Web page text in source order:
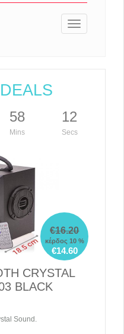
Toggle
58
Mins
12
Secs
€16.20
κέρδος 10 %
€14.60
CRYSTAL
BLACK
Sound.